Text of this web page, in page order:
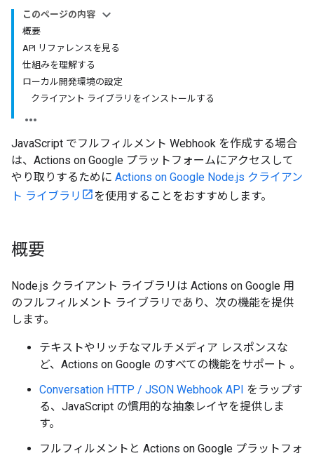
このページの内容
概要
API リファレンスを見る
仕組みを理解する
ローカル開発環境の設定
クライアント ライブラリをインストールする
JavaScript でフルフィルメント Webhook を作成する場合
は、Actions on Google プラットフォームにアクセスして
やり取りするために Actions on Google Node.js クライアン
ト ライブラリ
を使用することをおすすめします。
概要
Node.js クライアント ライブラリは Actions on Google 用
のフルフィルメント ライブラリであり、次の機能を提供
します。
テキストやリッチなマルチメディア レスポンスな
ど、Actions on Google のすべての機能をサポート 。
Conversation HTTP / JSON Webhook API をラップす
る、JavaScript の慣用的な抽象レイヤを提供しま
す。
フルフィルメントと Actions on Google プラットフォ